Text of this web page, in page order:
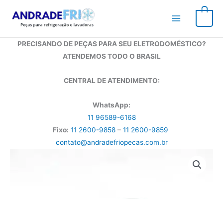
para
conteúdo
PRECISANDO DE PEÇAS PARA SEU ELETRODOMÉSTICO?
ATENDEMOS TODO O BRASIL
CENTRAL DE ATENDIMENTO:
WhatsApp:
11 96589-6168
Fixo: 11 2600-9858 – 11 2600-9859
contato@andradefriopecas.com.br